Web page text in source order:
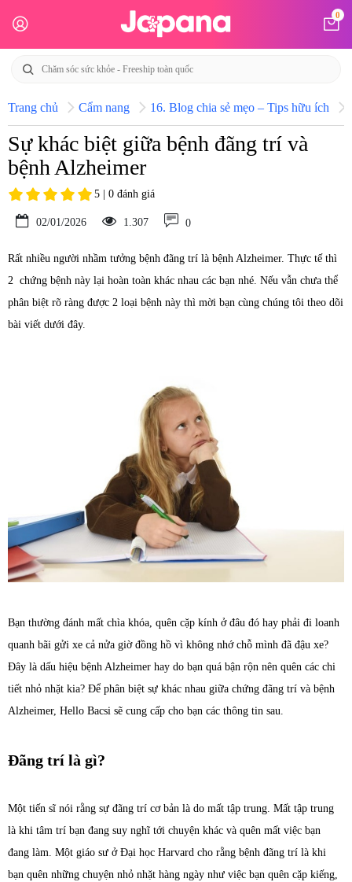
0
Trang chủ Cẩm nang 16. Blog chia sẻ mẹo – Tips hữu ích
Sự khác biệt giữa bệnh đãng trí và
bệnh Alzheimer
5 | 0 đánh giá
02/01/2026 1.307 0
Rất nhiều người nhầm tưởng bệnh đãng trí là bệnh Alzheimer. Thực tế thì
2 chứng bệnh này lại hoàn toàn khác nhau các bạn nhé. Nếu vẫn chưa thể
phân biệt rõ ràng được 2 loại bệnh này thì mời bạn cùng chúng tôi theo dõi
bài viết dưới đây.
Bạn thường đánh mất chìa khóa, quên cặp kính ở đâu đó hay phải đi loanh
quanh bãi gửi xe cả nửa giờ đồng hồ vì không nhớ chỗ mình đã đậu xe?
Đây là dấu hiệu bệnh Alzheimer hay do bạn quá bận rộn nên quên các chi
tiết nhỏ nhặt kia? Để phân biệt sự khác nhau giữa chứng đãng trí và bệnh
Alzheimer, Hello Bacsi sẽ cung cấp cho bạn các thông tin sau.
Đãng trí là gì?
Một tiến sĩ nói rằng sự đãng trí cơ bản là do mất tập trung. Mất tập trung
là khi tâm trí bạn đang suy nghĩ tới chuyện khác và quên mất việc bạn
đang làm. Một giáo sư ở Đại học Harvard cho rằng bệnh đãng trí là khi
bạn quên những chuyện nhỏ nhặt hàng ngày như việc bạn quên cặp kiếng,